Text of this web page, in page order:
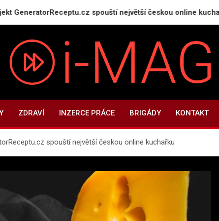
spouští největší českou online kuchařku
i-MAG.CZ
ZDRAVÍ INZERCE PRÁCE BRIGÁDY KONTAKT
spouští největší českou online kuchařku